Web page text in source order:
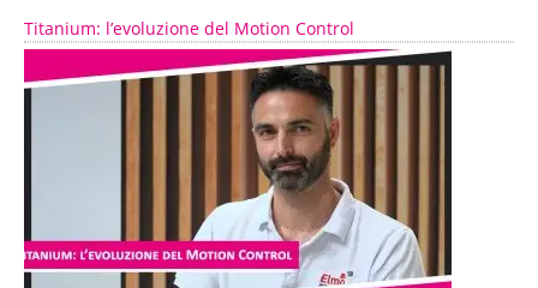
Titanium: l’evoluzione del Motion Control